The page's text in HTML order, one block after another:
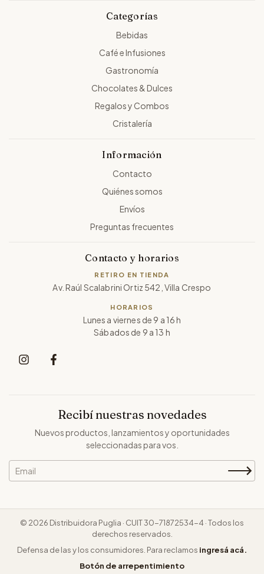
Categorías
Bebidas
Café e Infusiones
Gastronomía
Chocolates & Dulces
Regalos y Combos
Cristalería
Información
Contacto
Quiénes somos
Envíos
Preguntas frecuentes
Contacto y horarios
RETIRO EN TIENDA
Av. Raúl Scalabrini Ortiz 542, Villa Crespo
HORARIOS
Lunes a viernes de 9 a 16 h
Sábados de 9 a 13 h
Recibí nuestras novedades
Nuevos productos, lanzamientos y oportunidades
seleccionadas para vos.
© 2026 Distribuidora Puglia · CUIT 30-71872534-4 · Todos los
derechos reservados.
Defensa de las y los consumidores. Para reclamos ingresá acá.
Botón de arrepentimiento